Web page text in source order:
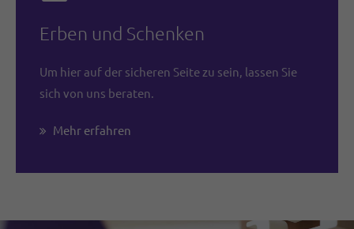
Erben und Schenken
Um hier auf der sicheren Seite zu sein, lassen Sie
sich von uns beraten.
Mehr erfahren